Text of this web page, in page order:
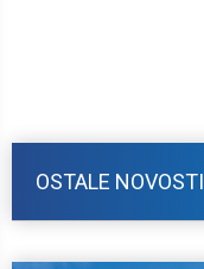
OSTALE NOVOSTI